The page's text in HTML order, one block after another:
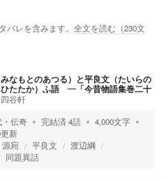
バレを含みます。 全文を読む（230文
もとのあつる）と平良文（たいらの
ひたたか）ふ語 ―「今昔物語集巻二十
四谷軒
・伝奇 完結済4話 4,000文字
更新
源宛 平良文
渡辺綱
同題異話